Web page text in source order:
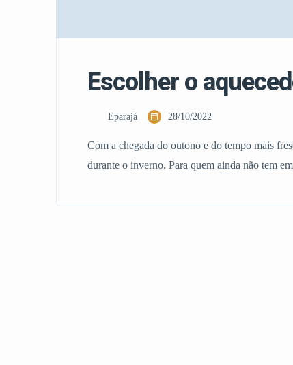
Escolher o
Eparajá 28/10/2022
Com a chegada do outono e do tempo mais
durante o inverno. Para quem ainda não tem